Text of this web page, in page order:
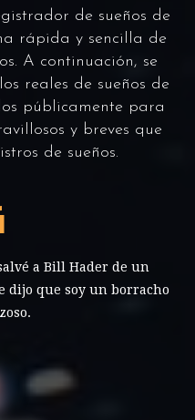
de sueños de
rápida y sencilla de
A continuación, se
reales de sueños de
públicamente para
y breves que
de sueños.
a Bill Hader de un
dijo que soy un borracho